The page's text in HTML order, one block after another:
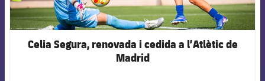
Celia Segura, renovada i cedida a l’Atlètic de
Madrid